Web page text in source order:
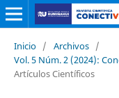
Inicio / Archivos /
Vol. 5 Núm. 2 (2024):
Artículos Científicos